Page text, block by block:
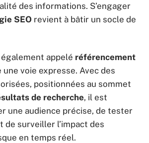
des informations. S’engager
SEO revient à bâtir un socle de
également appelé référencement
une voie expresse. Avec des
positionnées au sommet
de recherche, il est
une audience précise, de tester
de surveiller l’impact des
en temps réel.